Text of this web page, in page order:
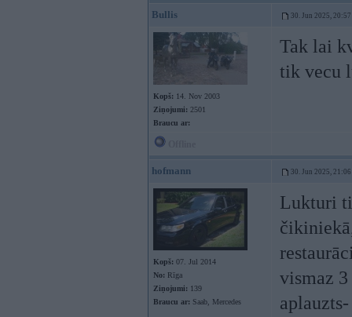
Bullis 30. Jun 2025, 20:57
Kopš: 14. Nov 2003
Ziņojumi: 2501
Braucu ar:
Tak lai
tik vecu
hofmann 30. Jun 2025, 21:06
Kopš: 07. Jul 2014
No: Rīga
Ziņojumi: 139
Braucu ar: Saab, Mercedes
Lukturi
vismaz